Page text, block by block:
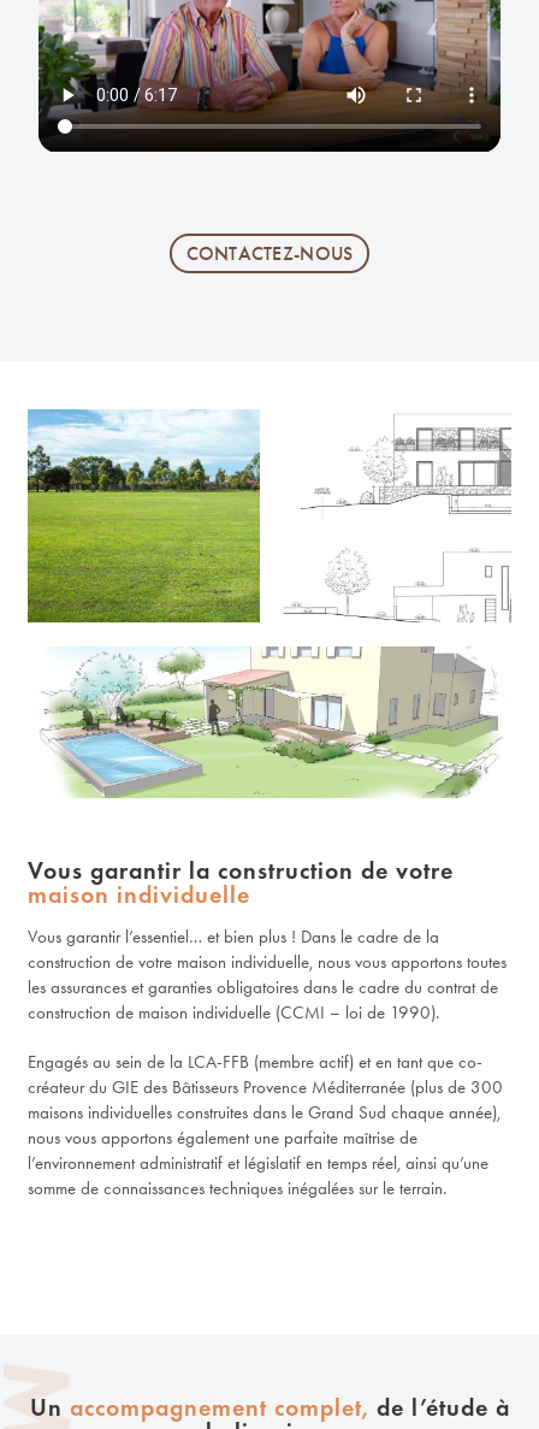
CONTACTEZ-NOUS
Vous garantir la construction de votre
maison individuelle
Vous garantir l’essentiel… et bien plus ! Dans le cadre de la
construction de votre maison individuelle, nous vous apportons toutes
les assurances et garanties obligatoires dans le cadre du contrat de
construction de maison individuelle (CCMI – loi de 1990).
Engagés au sein de la LCA-FFB (membre actif) et en tant que co-
créateur du GIE des Bâtisseurs Provence Méditerranée (plus de 300
maisons individuelles construites dans le Grand Sud chaque année),
nous vous apportons également une parfaite maîtrise de
l’environnement administratif et législatif en temps réel, ainsi qu’une
somme de connaissances techniques inégalées sur le terrain.
Un accompagnement complet, de l’étude à